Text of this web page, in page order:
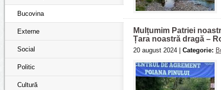
Bucovina
Externe
Social
Politic
Cultură
Mulțumim Patriei
Țara noastră dragă –
20 august 2024 | Categorie: